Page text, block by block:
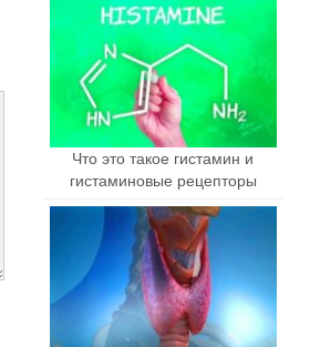
Что это такое гистамин и
гистаминовые рецепторы